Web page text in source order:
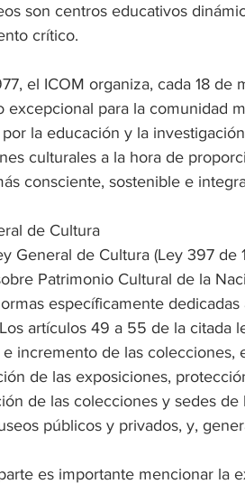
son centros educativos
crítico.
el ICOM organiza, cada 18
excepcional para la comunidad
por la educación y la
culturales a la hora de
consciente, sostenible e
de Cultura
General de Cultura (Ley 397
Patrimonio Cultural de la
específicamente
artículos 49 a 55 de la citada
incremento de las colecciones,
de las exposiciones,
de las colecciones y sedes
públicos y privados, y,
es importante mencionar la